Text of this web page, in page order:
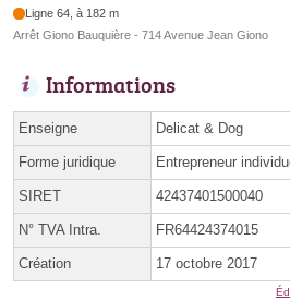
Ligne 64, à 182 m
Arrêt Giono Bauquière - 714 Avenue Jean Giono
Informations
Enseigne Delicat & Dog
Forme juridique Entrepreneur
SIRET 42437401500040
N° TVA Intra. FR64424374015
Création 17 octobre 2017